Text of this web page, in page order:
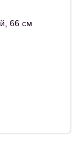
66 см